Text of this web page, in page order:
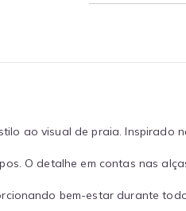
ao visual de praia. Inspirado
O detalhe em contas nas
bem-estar durante